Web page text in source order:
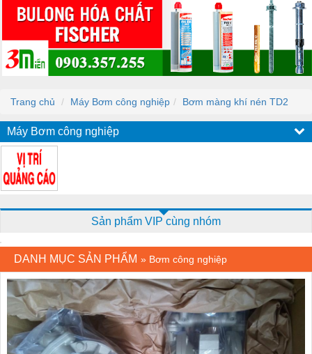
Trang chủ Máy Bơm công nghiệp Bơm màng khí nén TD2
Máy Bơm công nghiệp
Sản phẩm VIP cùng nhóm
DANH MỤC SẢN PHẨM » Bơm công nghiệp